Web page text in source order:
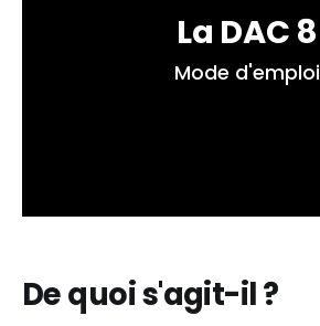
La DAC 8
Mode d'emploi
De quoi s'agit-il ?